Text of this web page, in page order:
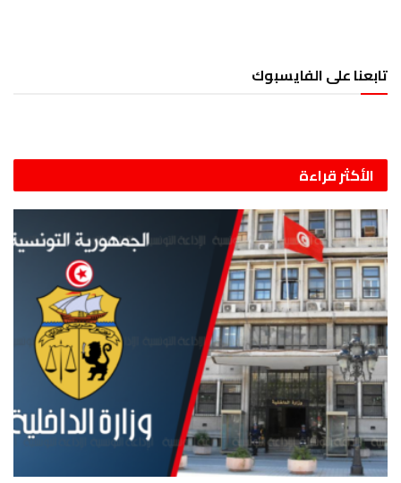
تابعنا على الفايسبوك
الأكثر قراءة